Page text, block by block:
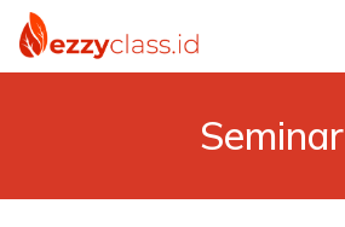
Seminar